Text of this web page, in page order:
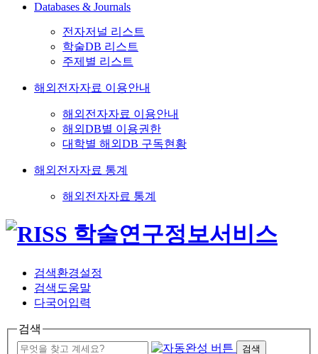
Databases & Journals
전자저널 리스트
학술DB 리스트
주제별 리스트
해외전자자료 이용안내
해외전자자료 이용안내
해외DB별 이용권한
대학별 해외DB 구독현황
해외전자자료 통계
해외전자자료 통계
검색환경설정
검색도움말
다국어입력
검색
검색